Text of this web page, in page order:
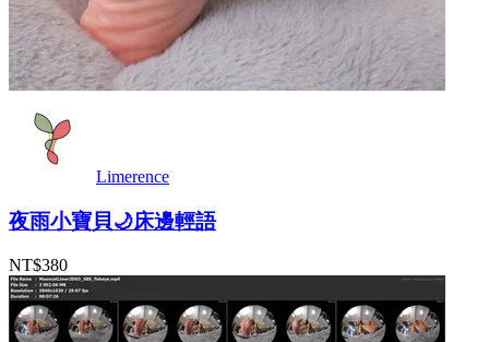
Limerence
夜雨小寶貝🌙床邊輕語
NT$380